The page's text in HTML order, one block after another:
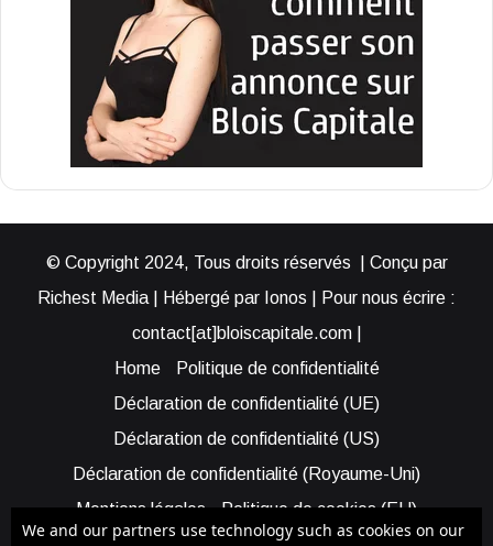
© Copyright 2024, Tous droits réservés | Conçu par
Richest Media | Hébergé par Ionos | Pour nous écrire :
contact[at]bloiscapitale.com |
Home
Politique de confidentialité
Déclaration de confidentialité (UE)
Déclaration de confidentialité (US)
Déclaration de confidentialité (Royaume-Uni)
Mentions légales
Politique de cookies (EU)
We and our partners use technology such as cookies on our